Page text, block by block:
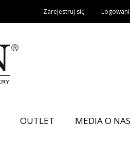
Zarejestruj się
OUTLET MEDIA O NAS